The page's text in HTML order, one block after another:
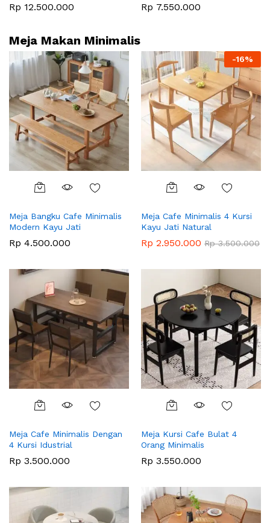
Rp 12.500.000 Rp 7.550.000
Meja Makan Minimalis
Meja Bangku Cafe Minimalis
Modern Kayu Jati
Rp 4.500.000
-16%
Meja Cafe Minimalis 4 Kursi
Kayu Jati Natural
Rp 2.950.000 Rp3.500.000
Meja Cafe Minimalis Dengan
4 Kursi Idustrial
Rp 3.500.000
Meja Kursi Cafe Bulat 4
Orang Minimalis
Rp 3.550.000